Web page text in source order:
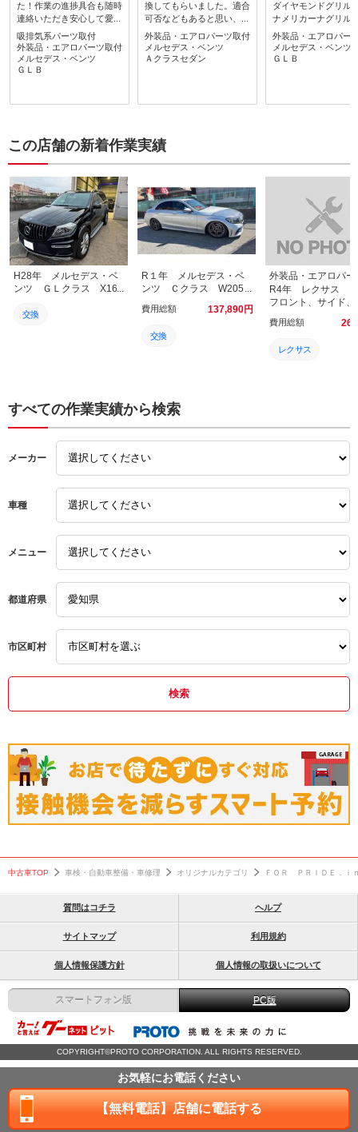
た！作業の進捗具合も随時
連絡いただき安心して愛車
を預ける事できました！ま
た、お願いします。
吸排気系パーツ取付
外装品・エアロパーツ取付
メルセデス・ベンツ
ＧＬＢ
換してもらいました。適合
可否などもあると思い、部
品の選定・取り寄せも含め
てお願いしました。作業時
間は２時間ほど、あっとい
理由をつけられて納得して
く受けてもらえて安心しま
外装品・エアロパーツ取付
メルセデス・ベンツ
Ａクラスセダン
ダイヤモンドグリル
ナメリカーナグリル
して頂きました。作
も2時間と早く、丁
上がりも申し分ない
します！有難うござ
外装品・エアロパー
メルセデス・ベンツ
ＧＬＢ
この店舗の新着作業実績
H28年 メルセデス・ベ
ンツ ＧＬクラス X166
リアゲートロック交換
交換
取り付け
土日営業
開かない
安い
輸入車
名古屋
R１年 メルセデス・ベ
ンツ Ｃクラス W205
サスコンプレッサー交換
費用総額 137,890円
交換
取付
取り付け
人気車種
名古屋
Cクラス
カスタム
エアサス
R4年 レクサス
フロント、サイド、
費用総額
レクサス
フロント
整備
土日営業
持ち込み
名古屋
すべての作業実績から検索
メーカー
車種
メニュー
都道府県
市区町村
中古車TOP 車検・自動車整備・車修理 オリジナルカテゴリ ＦＯＲ ＰＲＩＤＥ．ｉ
お気軽にお電話ください
【無料電話】店舗に電話する
質問はコチラ ヘルプ
サイトマップ 利用規約
個人情報保護方針 個人情報の取扱いについて
スマートフォン版 PC版
COPYRIGHT©PROTO CORPORATION. ALL RIGHTS RESERVED.